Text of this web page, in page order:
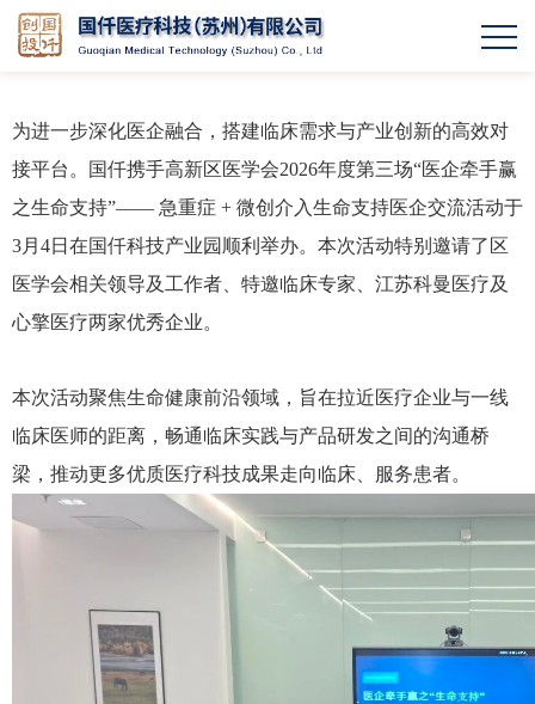
活动回顾 | “医企牵手赢”第三期顺利举办!
为进一步深化医企融合，搭建临床需求与产业创新的高效对
接平台。国仟携手高新区医学会2026年度第三场“医企牵手赢
之生命支持”—— 急重症 + 微创介入生命支持医企交流活动于
3月4日在国仟科技产业园顺利举办。本次活动特别邀请了区
医学会相关领导及工作者、特邀临床专家、江苏科曼医疗及
心擎医疗两家优秀企业。
本次活动聚焦生命健康前沿领域，旨在拉近医疗企业与一线
临床医师的距离，畅通临床实践与产品研发之间的沟通桥
梁，推动更多优质医疗科技成果走向临床、服务患者。